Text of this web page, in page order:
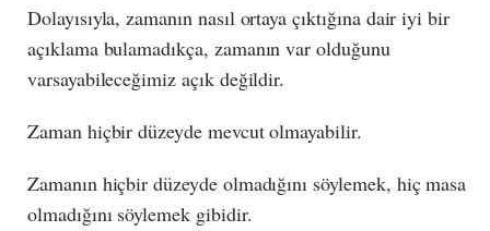
Dolayısıyla, zamanın nasıl ortaya çıktığına dair iyi bir
açıklama bulamadıkça, zamanın var olduğunu
varsayabileceğimiz açık değildir.
Zaman hiçbir düzeyde mevcut olmayabilir.
Zamanın hiçbir düzeyde olmadığını söylemek, hiç masa
olmadığını söylemek gibidir.